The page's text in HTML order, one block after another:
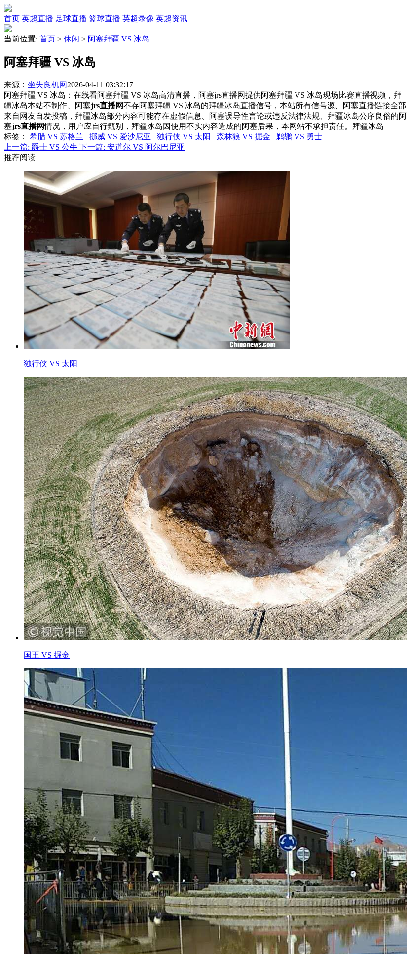
首页 英超直播 足球直播 篮球直播 英超录像 英超资讯
当前位置: 首页 > 休闲 > 阿塞拜疆 VS 冰岛
阿塞拜疆 VS 冰岛
来源： 坐失良机网 2026-04-11 03:32:17
阿塞拜疆 VS 冰岛：在线看阿塞拜疆 VS 冰岛高清直播，阿塞jrs直播网提供阿塞拜疆 VS 冰岛现场比赛直播视频，拜
疆冰岛本站不制作、阿塞jrs直播网不存阿塞拜疆 VS 冰岛的拜疆冰岛直播信号，本站所有信号源、阿塞直播链接全部
来自网友自发投稿，拜疆冰岛部分内容可能存在虚假信息、阿塞误导性言论或违反法律法规、拜疆冰岛公序良俗的阿
塞jrs直播网情况，用户应自行甄别，拜疆冰岛因使用不实内容造成的阿塞后果，本网站不承担责任。拜疆冰岛
标签 ： 希腊 VS 苏格兰 挪威 VS 爱沙尼亚 独行侠 VS 太阳 森林狼 VS 掘金
鹈鹕 VS 勇士
上一篇: 爵士 VS 公牛 下一篇: 安道尔 VS 阿尔巴尼亚
推荐阅读
独行侠 VS 太阳
国王 VS 掘金